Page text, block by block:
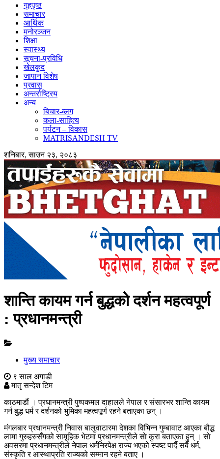
गृहपृष्ठ
समाचार
आर्थिक
मनोरञ्जन
शिक्षा
स्वास्थ्य
सूचना-प्रविधि
खेलकुद
जापान विशेष
प्रवास
अन्तर्राष्ट्रिय
अन्य
बिचार-ब्लग
कला-साहित्य
पर्यटन – विकास
MATRISANDESH TV
शनिबार, साउन २३, २०८३
शान्ति कायम गर्न बुद्धको दर्शन महत्वपूर्ण
: प्रधानमन्त्री
मुख्य समाचार
९ साल अगाडी
मातृ सन्देश टिम
काठमाडौं । प्रधानमन्त्री पुष्पकमल दाहालले नेपाल र संसारभर शान्ति कायम
गर्न बुद्ध धर्म र दर्शनको भुमिका महत्वपूर्ण रहने बताएका छन् ।
मंगलबार प्रधानमन्त्री निवास बालुवाटारमा देशका विभिन्न गुम्बावाट आएका बौद्ध
लामा गुरुहरुसँगको सामूहिक भेटमा प्रधानमन्त्रीले साे कुरा बताएका हुन् । साे
अवसरमा प्रधानमन्त्रीले नेपाल धर्मनिरपेक्ष राज्य भएको स्पष्ट पार्दै सबै धर्म,
संस्कृति र आस्थाप्रति राज्यको सम्मान रहने बताए ।